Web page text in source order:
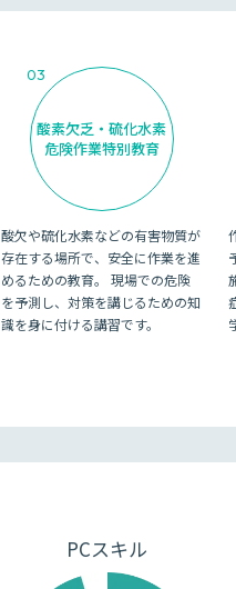
最先端技術
建設業とIT技術の融合
さまざま業種
3. 工事部のしごと
建設の業務サイクル
工事部の仕事
4. 工事担当者の1日の流れ
施工管理職
1日の流れ
施工写真
品質管理の効果
03
酸素欠乏・硫化水素
危険作業特別教育
酸欠や硫化水素などの有害物質が
存在する場所で、安全に作業を進
めるための教育。 現場での危険
を予測し、対策を講じるための知
識を身に付ける講習です。
PCスキル